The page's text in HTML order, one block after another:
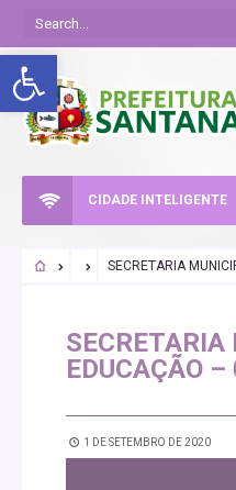
Abrir a barra de ferramentas
CIDADE INTELIGENTE
SECRETARIA
EDUCAÇÃO
1 DE SETEMBRO DE 2020